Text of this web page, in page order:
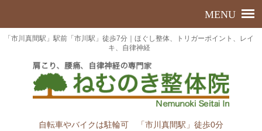
「市川真間駅」駅前「市川駅」徒歩7分｜ほぐし整体、トリガーポイント、レイ
キ、自律神経
自転車やバイクは駐輪可 「市川真間駅」徒歩0分